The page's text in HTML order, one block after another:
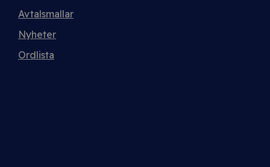
Avtalsmallar
Nyheter
Ordlista